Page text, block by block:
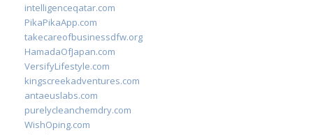
intelligenceqatar.com
PikaPikaApp.com
takecareofbusinessdfw.org
HamadaOfJapan.com
VersifyLifestyle.com
kingscreekadventures.com
antaeuslabs.com
purelycleanchemdry.com
WishOping.com